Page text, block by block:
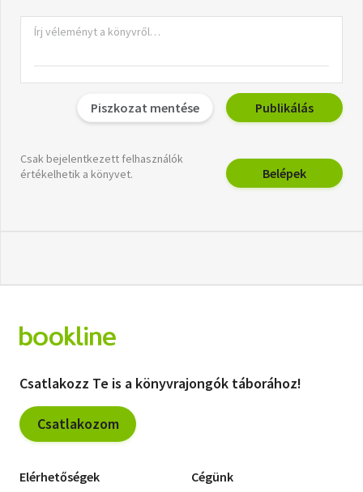
Piszkozat mentése Publikálás
Csak bejelentkezett felhasználók
értékelhetik a könyvet.
Belépek
Csatlakozz Te is a könyvrajongók táborához!
Csatlakozom
Elérhetőségek Cégünk